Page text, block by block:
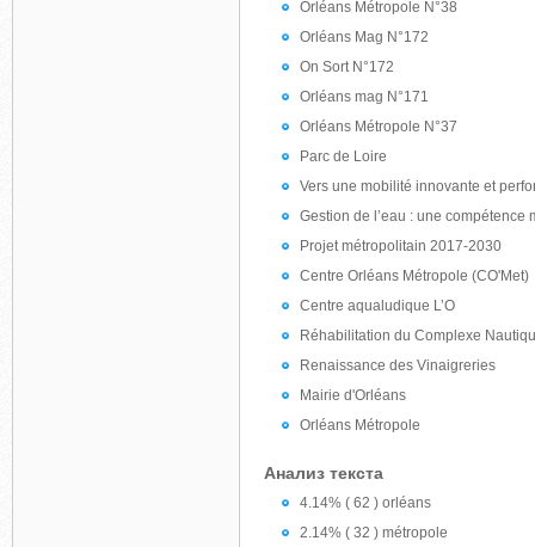
Orléans Métropole N°38
Orléans Mag N°172
On Sort N°172
Orléans mag N°171
Orléans Métropole N°37
Parc de Loire
Vers une mobilité innovante et
Gestion de l’eau : une compétence
Projet métropolitain 2017-2030
Centre Orléans Métropole (CO'Met)
Centre aqualudique L’O
Réhabilitation du Complexe
Renaissance des Vinaigreries
Mairie d'Orléans
Orléans Métropole
Анализ текста
4.14% ( 62 ) orléans
2.14% ( 32 ) métropole